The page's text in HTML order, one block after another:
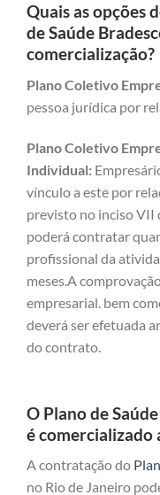
Quais as opções
de Saúde
comercialização?
Plano Coletivo
pessoa jurídica por
Plano Coletivo
Individual:
vínculo a este por
previsto no inciso VII
poderá contratar
profissional da
meses.A
empresarial. bem
deverá ser efetuada
do contrato.
O Plano de
é comercializado
A contratação do
no Rio de Janeiro